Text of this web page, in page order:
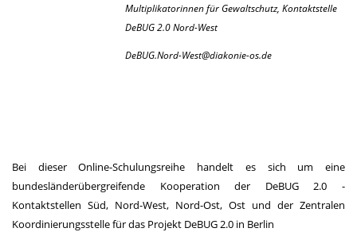
Multiplikatorinnen für Gewaltschutz, Kontaktstelle
DeBUG 2.0 Nord-West
DeBUG.Nord-West@diakonie-os.de
Bei dieser Online-Schulungsreihe handelt es sich um eine
bundesländerübergreifende Kooperation der DeBUG 2.0 -
Kontaktstellen Süd, Nord-West, Nord-Ost, Ost und der Zentralen
Koordinierungsstelle für das Projekt DeBUG 2.0 in Berlin